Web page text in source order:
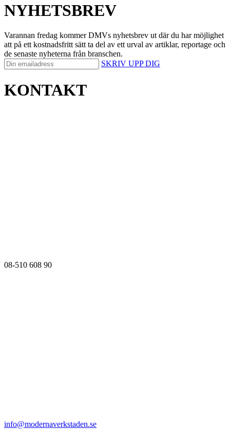
NYHETSBREV
Varannan fredag kommer DMVs nyhetsbrev ut där du har möjlighet
att på ett kostnadsfritt sätt ta del av ett urval av artiklar, reportage och
de senaste nyheterna från branschen.
SKRIV UPP DIG
KONTAKT
08-510 608 90
info@modernaverkstaden.se